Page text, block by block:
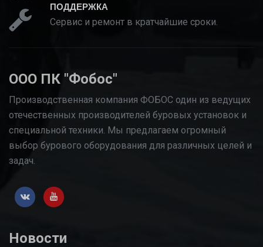
ПОДДЕРЖКА
Сервис и ремонт в кратчайшие сроки.
ООО ПК "Фобос"
Производственная компания ФОБОС один из ведущих
отечественных производителей буровых установок и
специальной техники. Мы предлагаем огромный
выбор бурового оборудования для различных целей и
задач.
Новости